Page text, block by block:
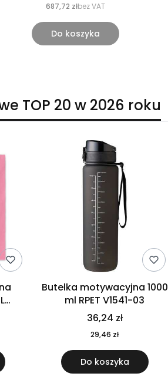
687,72 złbez VAT
Do koszyka
TOP 20 w 2026 roku
Butelka motywacyjna 1000
ml RPET V1541-03
36,24 zł
29,46 zł
Do koszyka